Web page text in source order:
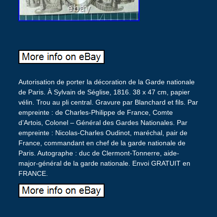
Autorisation de porter la décoration de la Garde nationale
de Paris. À Sylvain de Séglise, 1816. 38 x 47 cm, papier
vélin. Trou au pli central. Gravure par Blanchard et fils. Par
empreinte : de Charles-Philippe de France, Comte
d’Artois, Colonel – Général des Gardes Nationales. Par
empreinte : Nicolas-Charles Oudinot, maréchal, pair de
France, commandant en chef de la garde nationale de
Paris. Autographe : duc de Clermont-Tonnerre, aide-
major-général de la garde nationale. Envoi GRATUIT en
FRANCE.